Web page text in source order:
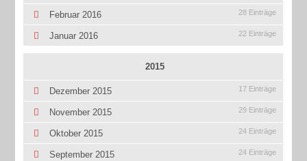
Februar 2016 28 Einträge
Januar 2016 22 Einträge
2015
Dezember 2015 17 Einträge
November 2015 29 Einträge
Oktober 2015 24 Einträge
September 2015 24 Einträge